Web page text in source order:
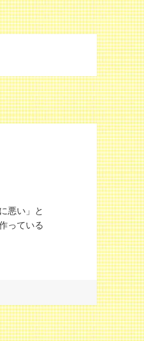
悪い」と
っている